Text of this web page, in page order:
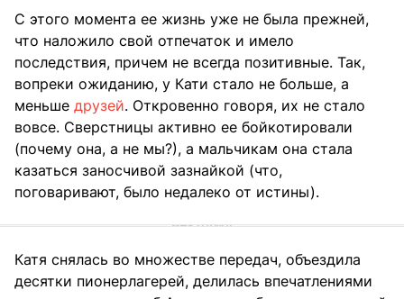
С этого момента ее жизнь уже не была прежней,
что наложило свой отпечаток и имело
последствия, причем не всегда позитивные. Так,
вопреки ожиданию, у Кати стало не больше, а
меньше друзей. Откровенно говоря, их не стало
вовсе. Сверстницы активно ее бойкотировали
(почему она, а не мы?), а мальчикам она стала
казаться заносчивой зазнайкой (что,
поговаривают, было недалеко от истины).
Катя снялась во множестве передач, объездила
десятки пионерлагерей, делилась впечатлениями